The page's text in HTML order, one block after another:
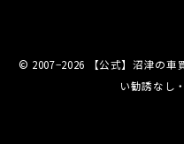
© 2007−2026
【公式】沼津の
い勧誘なし